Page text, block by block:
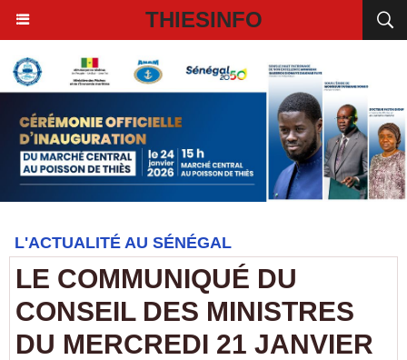
THIESINFO
L'ACTUALITÉ AU SÉNÉGAL
LE COMMUNIQUÉ DU
CONSEIL DES MINISTRES
DU MERCREDI 21 JANVIER